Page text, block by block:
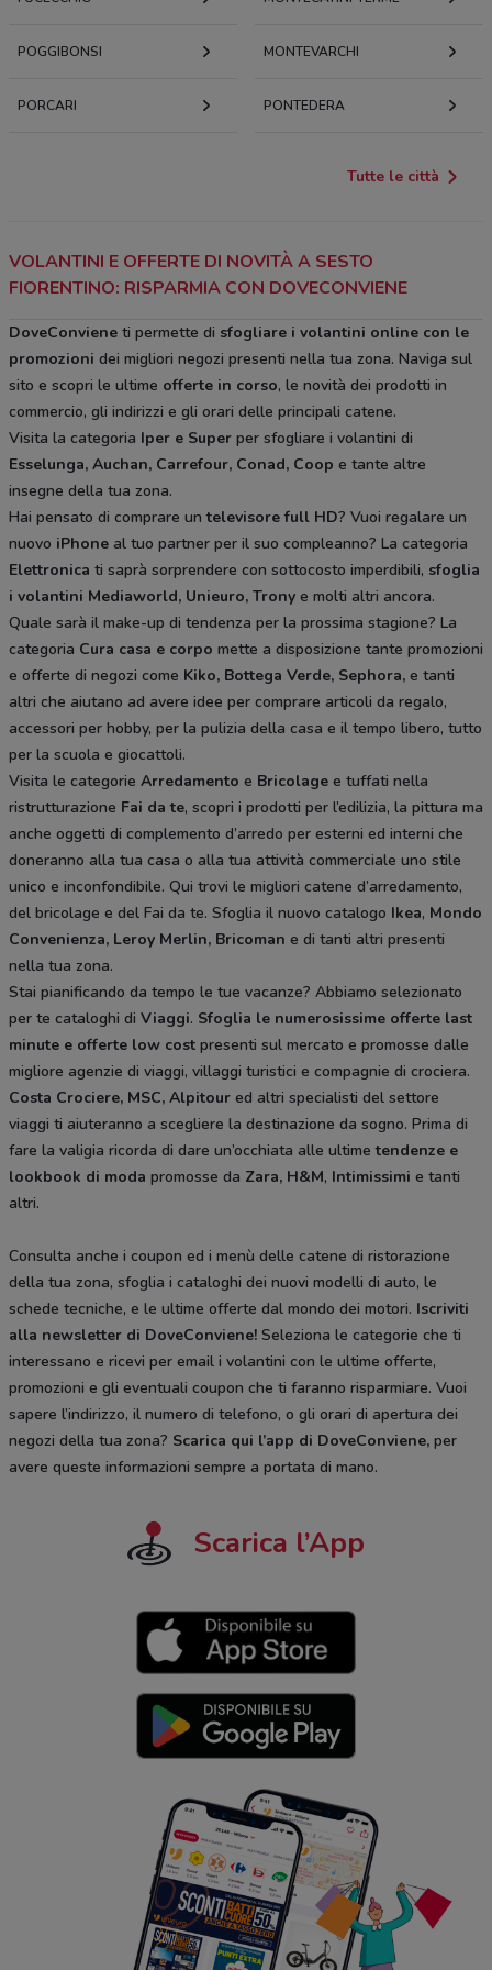
POGGIBONSI MONTEVARCHI
PORCARI PONTEDERA
Tutte le città
VOLANTINI E OFFERTE DI NOVITÀ A SESTO
FIORENTINO: RISPARMIA CON DOVECONVIENE
DoveConviene ti permette di sfogliare i volantini online con le
promozioni dei migliori negozi presenti nella tua zona. Naviga sul
sito e scopri le ultime offerte in corso, le novità dei prodotti in
commercio, gli indirizzi e gli orari delle principali catene.
Visita la categoria Iper e Super per sfogliare i volantini di
Esselunga, Auchan, Carrefour, Conad, Coop e tante altre
insegne della tua zona.
Hai pensato di comprare untelevisore full HD? Vuoi regalare un
nuovo iPhone al tuo partner per il suo compleanno? La categoria
Elettronica ti saprà sorprendere con sottocosto imperdibili, sfoglia
i volantini Mediaworld, Unieuro, Trony e molti altri ancora.
Quale sarà il make-up di tendenza per la prossima stagione? La
categoria Cura casa e corpo mette a disposizione tante promozioni
e offerte di negozi come Kiko, Bottega Verde, Sephora, e tanti
altri che aiutano ad avere idee per comprare articoli da regalo,
accessori per hobby, per la pulizia della casa e il tempo libero, tutto
per la scuola e giocattoli.
Visita le categorie Arredamento e Bricolage e tuffati nella
ristrutturazione Fai da te, scopri i prodotti per l’edilizia, la pittura ma
anche oggetti di complemento d’arredo per esterni ed interni che
doneranno alla tua casa o alla tua attività commerciale uno stile
unico e inconfondibile. Qui trovi le migliori catene d’arredamento,
del bricolage e del Fai da te. Sfoglia il nuovo catalogo Ikea, Mondo
Convenienza, Leroy Merlin, Bricoman e di tanti altri presenti
nella tua zona.
Stai pianificando da tempo le tue vacanze? Abbiamo selezionato
per te cataloghi di Viaggi. Sfoglia le numerosissime offerte last
minute e offerte low cost presenti sul mercato e promosse dalle
migliore agenzie di viaggi, villaggi turistici e compagnie di crociera.
Costa Crociere, MSC, Alpitour ed altri specialisti del settore
viaggi ti aiuteranno a scegliere la destinazione da sogno. Prima di
fare la valigia ricorda di dare un’occhiata alle ultimetendenze e
lookbook di moda promosse da Zara, H&M, Intimissimi e tanti
altri.
Consulta anche i coupon ed i menù delle catene di ristorazione
della tua zona, sfoglia i cataloghi dei nuovi modelli di auto, le
schede tecniche, e le ultime offerte dal mondo dei motori. Iscriviti
alla newsletter di DoveConviene! Seleziona le categorie che ti
interessano e ricevi per email i volantini con le ultime offerte,
promozioni e gli eventuali coupon che ti faranno risparmiare. Vuoi
sapere l’indirizzo, il numero di telefono, o gli orari di apertura dei
negozi della tua zona? Scarica qui l’app di DoveConviene, per
avere queste informazioni sempre a portata di mano.
Scarica l’App